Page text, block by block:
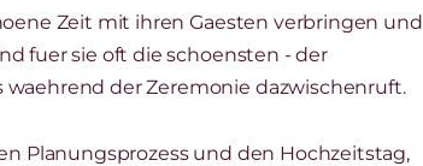
Zeit mit ihren Gaesten verbringen und
fuer sie oft die schoensten - der
der Zeremonie dazwischenruft.
Planungsprozess und den Hochzeitstag,